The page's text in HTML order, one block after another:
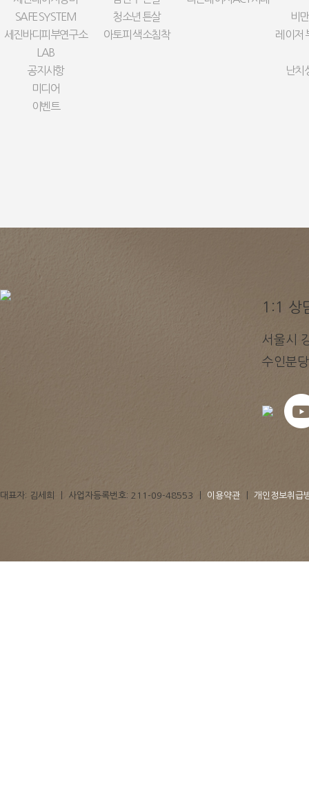
SAFE SYSTEM
세진바디피부연구소
LAB
공지사항
미디어
이벤트
청소년 튼살
아토피 색소침착
비
레이저
난치
1:1 상
서울시
수인분
대표자: 김세희 ㅣ 사업자등록번호: 211-09-48553 ㅣ 이용약관 개인정보취급